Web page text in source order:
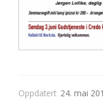
Oppdatert 24. mai